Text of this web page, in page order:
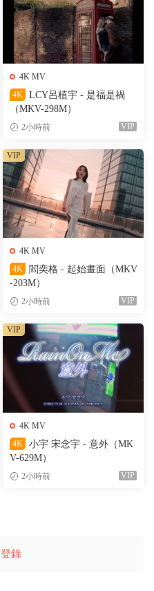
4K MV
4K
LCY呂植宇 - 是福是禍
（MKV-298M）
2小時前 VIP
4K MV
4K
閻奕格 - 起始畫面（MKV
-203M）
2小時前 VIP
VIP
4K MV
4K
小宇 宋念宇 - 意外（MK
V-629M）
2小時前 VIP
VIP
登錄